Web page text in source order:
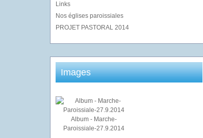
Links
Nos églises paroissiales
PROJET PASTORAL 2014
Images
Album - Marche-
Paroissiale-27.9.2014